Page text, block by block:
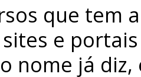
que tem
e
nome já